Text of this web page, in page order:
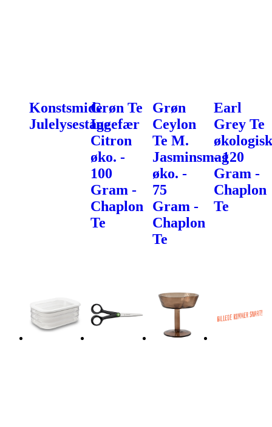
Konstsmide
Julelysestage
Grøn Te
Ingefær
Citron
øko. -
100
Gram -
Chaplon
Te
Grøn
Ceylon
Te M.
Jasminsmag
øko. -
75
Gram -
Chaplon
Te
Earl
Grey Te
økologisk
- 120
Gram -
Chaplon
Te